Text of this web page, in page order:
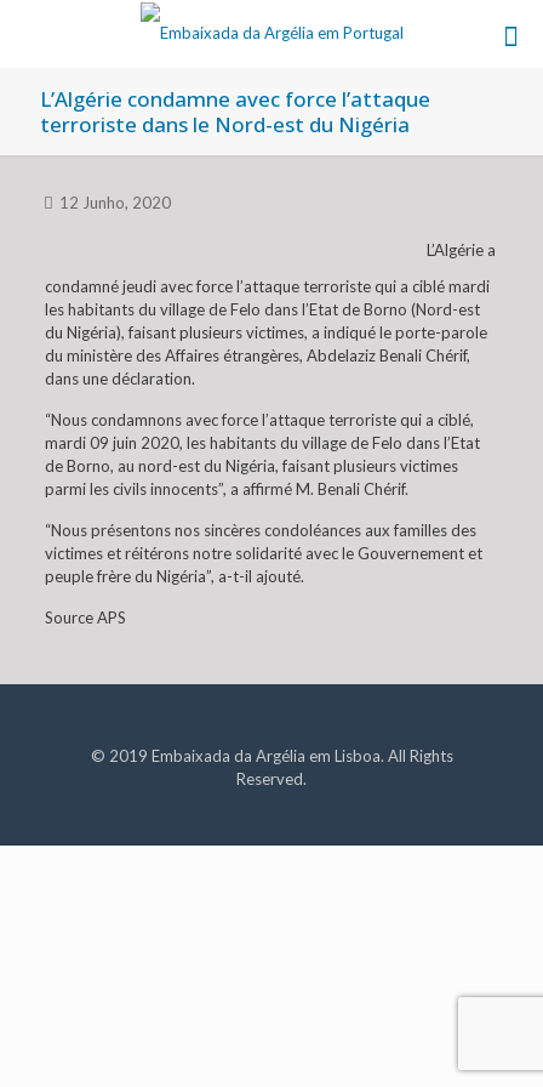
L’Algérie condamne avec force l’attaque
terroriste dans le Nord-est du Nigéria
12 Junho, 2020
L’Algérie a
condamné jeudi avec force l’attaque terroriste qui a ciblé mardi
les habitants du village de Felo dans l’Etat de Borno (Nord-est
du Nigéria), faisant plusieurs victimes, a indiqué le porte-parole
du ministère des Affaires étrangères, Abdelaziz Benali Chérif,
dans une déclaration.
“Nous condamnons avec force l’attaque terroriste qui a ciblé,
mardi 09 juin 2020, les habitants du village de Felo dans l’Etat
de Borno, au nord-est du Nigéria, faisant plusieurs victimes
parmi les civils innocents”, a affirmé M. Benali Chérif.
“Nous présentons nos sincères condoléances aux familles des
victimes et réitérons notre solidarité avec le Gouvernement et
peuple frère du Nigéria”, a-t-il ajouté.
Source APS
© 2019 Embaixada da Argélia em Lisboa. All Rights
Reserved.